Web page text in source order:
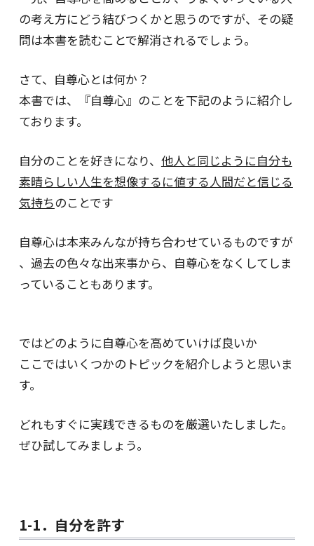
の考え方にどう結びつくかと思うのですが、その疑
問は本書を読むことで解消されるでしょう。
さて、自尊心とは何か？
本書では、『自尊心』のことを下記のように紹介し
ております。
自分のことを好きになり、 他人と同じように自分も
素晴らしい人生を想像するに値する人間だと信じる
気持ちのことです
自尊心は本来みんなが持ち合わせているものですが
、過去の色々な出来事から、自尊心をなくしてしま
っていることもあります。
ではどのように自尊心を高めていけば良いか
ここではいくつかのトピックを紹介しようと思いま
す。
どれもすぐに実践できるものを厳選いたしました。
ぜひ試してみましょう。
1-1．自分を許す